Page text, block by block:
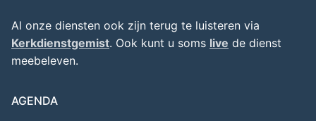
Al onze diensten ook zijn terug te luisteren via
Kerkdienstgemist. Ook kunt u soms live de dienst
meebeleven.
AGENDA